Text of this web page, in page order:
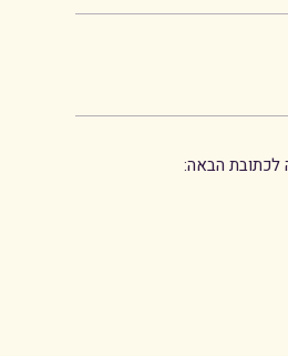
לכתובת הבאה